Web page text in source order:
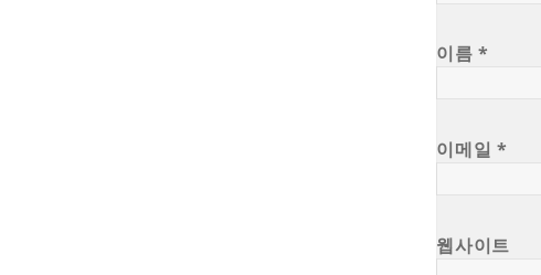
이름*
이메일 *
웹사이트